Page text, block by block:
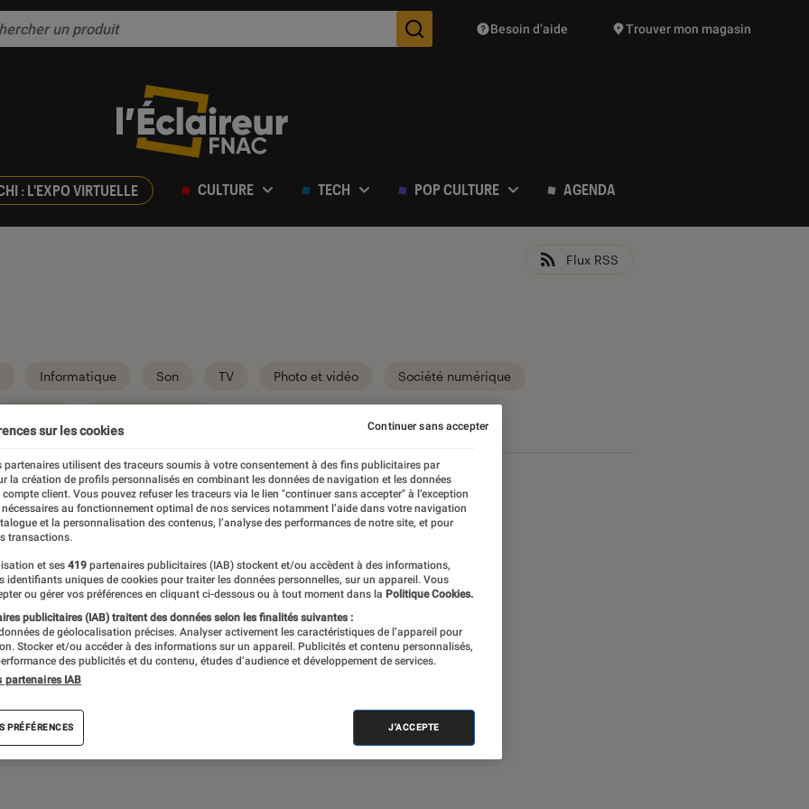
Des suggestions de produits vont vous être proposées
Besoin d’aide Trouver mon magasin
: L'EXPO VIRTUELLE CULTURE TECH POP CULTURE AGENDA
Flux RSS
Informatique Son TV Photo et vidéo Société numérique
audio, objets connectés… l’Éclaireur
l’actualité Tech décryptée, de nombreux
des tests de produits, réalisés par le
sur les cookies
partenaires utilisent des traceurs soumis à votre consentement à des fins publicitaires par
la création de profils personnalisés en combinant les données de navigation et les données
compte client. Vous pouvez refuser les traceurs via le lien "continuer sans accepter" à l’exception
au fonctionnement optimal de nos services notamment l’aide dans votre navigation
et la personnalisation des contenus, l’analyse des performances de notre site, et pour
transactions.
et ses 419 partenaires publicitaires (IAB) stockent et/ou accèdent à des informations,
identifiants uniques de cookies pour traiter les données personnelles, sur un appareil. Vous
ou gérer vos préférences en cliquant ci-dessous ou à tout moment dans la Politique Cookies.
publicitaires (IAB) traitent des données selon les finalités suivantes :
de géolocalisation précises. Analyser activement les caractéristiques de l’appareil pour
Stocker et/ou accéder à des informations sur un appareil. Publicités et contenu personnalisés,
des publicités et du contenu, études d’audience et développement de services.
partenaires IAB
PRÉFÉRENCES J'ACCEPTE
Continuer sans accepter